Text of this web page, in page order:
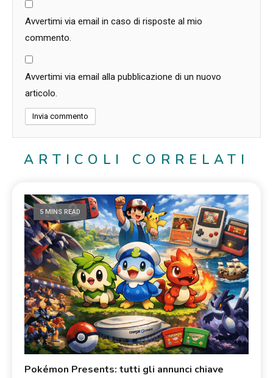
Avvertimi via email in caso di risposte al mio
commento.
Avvertimi via email alla pubblicazione di un nuovo
articolo.
ARTICOLI CORRELATI
5 MINS READ
Pokémon Presents: tutti gli annunci chiave